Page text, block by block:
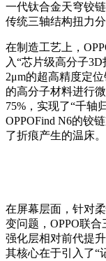
一代钛合金天穹铰
传统三轴结构扭力
在制造工艺上，
入“芯片级高分子3D
2μm的超高精度定
的高分子材料进行
75% ，实现了“千轴
OPPOFind N6的铰
了折痕产生的温床。
在屏幕层面，针对
变问题， OPPO联合
强化层相对前代提
其核心在于引入了“